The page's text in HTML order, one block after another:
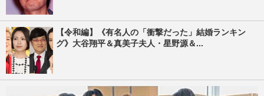
【令和編】《有名人の「衝撃だった」結婚ランキン
グ》大谷翔平＆真美子夫人・星野源＆...